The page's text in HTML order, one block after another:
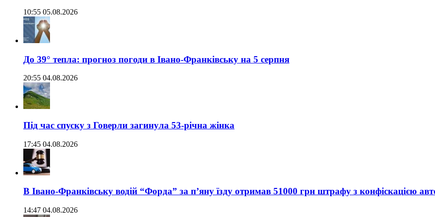
10:55 05.08.2026
До 39° тепла: прогноз погоди в Івано-Франківську на 5 серпня
20:55 04.08.2026
Під час спуску з Говерли загинула 53-річна жінка
17:45 04.08.2026
В Івано-Франківську водій “Форда” за п’яну їзду отримав 51000 грн штрафу з конфіскацією
14:47 04.08.2026